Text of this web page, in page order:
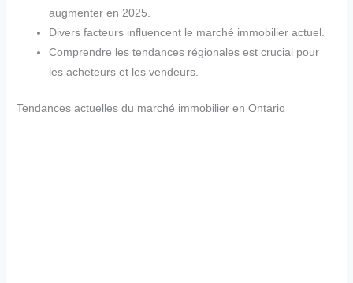
augmenter en 2025.
Divers facteurs influencent le marché immobilier actuel.
Comprendre les tendances régionales est crucial pour
les acheteurs et les vendeurs.
Tendances actuelles du marché immobilier en Ontario